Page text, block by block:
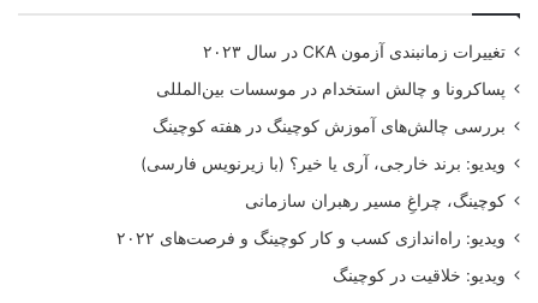
تغییرات زمانبندی آزمون CKA در سال ۲۰۲۳
پساکرونا و چالش استخدام در موسسات بین‌المللی
بررسی چالش‌های آموزش کوچینگ در هفته کوچینگ
ویدیو: برند خارجی، آری یا خیر؟ (با زیرنویس فارسی)
کوچینگ، چراغِ مسیر رهبران سازمانی
ویدیو: راه‌اندازی کسب و کار کوچینگ و فرصت‌های ۲۰۲۲
ویدیو: خلاقیت در کوچینگ